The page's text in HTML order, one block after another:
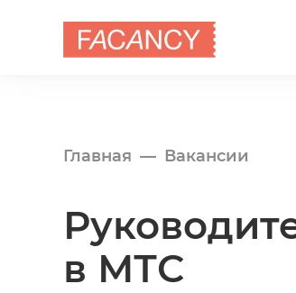
Главная Вакансии
в МТС